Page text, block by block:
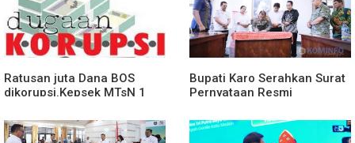
Ratusan juta Dana BOS
dikorupsi.Kepsek MTsN 1
Bupati Karo Serahkan Surat
Pernyataan Resmi
Kabanjahe